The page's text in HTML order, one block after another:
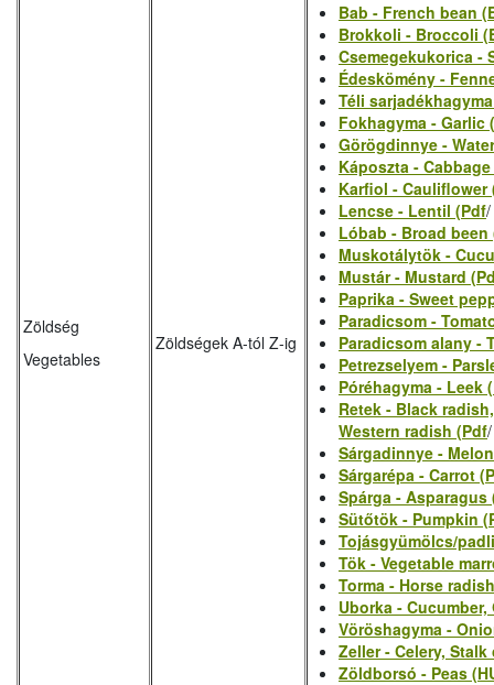
Zöldség
Vegetables
Zöldségek A-tól Z-ig
Bab - French bean
Brokkoli - Broccoli
Csemegekukorica -
Édeskömény -
Téli
Fokhagyma - Garlic
Görögdinnye -
Káposzta -
Karfiol - Cauliflower
Lencse - Lentil (Pdf/
Lóbab - Broad been
Muskotálytök -
Mustár - Mustard
Paprika - Sweet
Paradicsom -
Paradicsom alany -
Petrezselyem -
Póréhagyma - Leek
Retek - Black
Western radish (Pdf
Sárgadinnye -
Sárgarépa - Carrot
Spárga - Asparagus
Sütőtök - Pumpkin
Tojásgyümölcs/
Tök - Vegetable
Torma - Horse
Uborka -
Vöröshagyma -
Zeller - Celery,
Zöldborsó - Peas